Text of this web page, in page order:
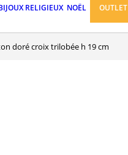
RELIGIEUX NOËL OUTLET
doré croix trilobée h 19 cm